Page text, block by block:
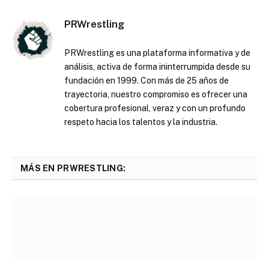
PRWrestling
PRWrestling es una plataforma informativa y de
análisis, activa de forma ininterrumpida desde su
fundación en 1999. Con más de 25 años de
trayectoria, nuestro compromiso es ofrecer una
cobertura profesional, veraz y con un profundo
respeto hacia los talentos y la industria.
MÁS EN PRWRESTLING: